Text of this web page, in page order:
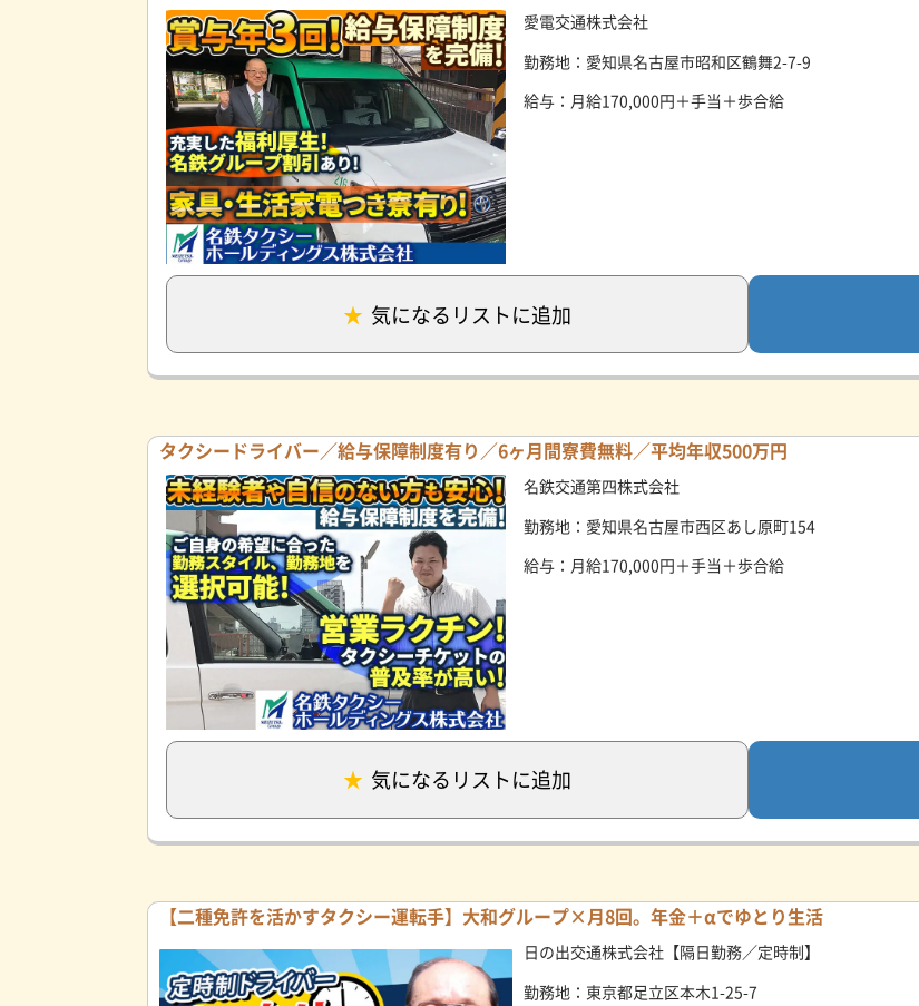
愛電交通株式会社
勤務地：愛知県名古屋市昭和区鶴舞2-7-9
給与：月給170,000円＋手当＋歩合給
気になるリストに追加
タクシードライバー／給与保障制度有り／6ヶ月間寮費無料／平均年収500万円
名鉄交通第四株式会社
勤務地：愛知県名古屋市西区あし原町154
給与：月給170,000円＋手当＋歩合給
気になるリストに追加
【二種免許を活かすタクシー運転手】大和グループ×月8回。年金＋αでゆとり生活
日の出交通株式会社【隔日勤務／定時制】
勤務地：東京都足立区本木1-25-7